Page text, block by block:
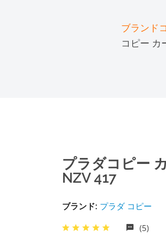
ブランド
コピー カ
プラダコピー
NZV 417
ブランド: プラダ コピー
(5)